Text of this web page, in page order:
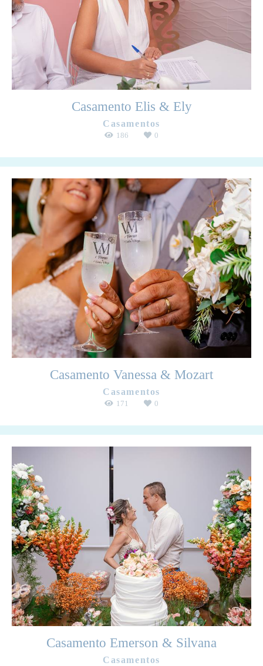
Casamento Elis & Ely
Casamentos
186 0
Casamento Vanessa & Mozart
Casamentos
171 0
Casamento Emerson & Silvana
Casamentos